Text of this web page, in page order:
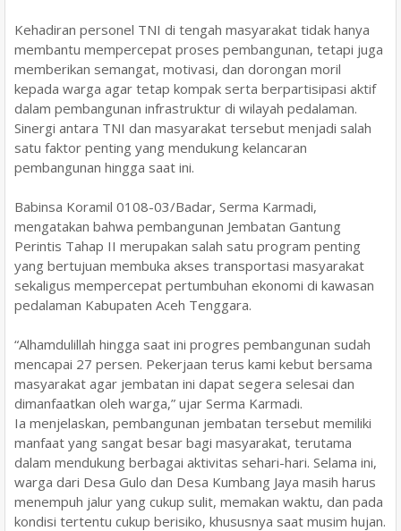
Kehadiran personel TNI di tengah masyarakat tidak hanya
membantu mempercepat proses pembangunan, tetapi juga
memberikan semangat, motivasi, dan dorongan moril
kepada warga agar tetap kompak serta berpartisipasi aktif
dalam pembangunan infrastruktur di wilayah pedalaman.
Sinergi antara TNI dan masyarakat tersebut menjadi salah
satu faktor penting yang mendukung kelancaran
pembangunan hingga saat ini.
Babinsa Koramil 0108-03/Badar, Serma Karmadi,
mengatakan bahwa pembangunan Jembatan Gantung
Perintis Tahap II merupakan salah satu program penting
yang bertujuan membuka akses transportasi masyarakat
sekaligus mempercepat pertumbuhan ekonomi di kawasan
pedalaman Kabupaten Aceh Tenggara.
“Alhamdulillah hingga saat ini progres pembangunan sudah
mencapai 27 persen. Pekerjaan terus kami kebut bersama
masyarakat agar jembatan ini dapat segera selesai dan
dimanfaatkan oleh warga,” ujar Serma Karmadi.
Ia menjelaskan, pembangunan jembatan tersebut memiliki
manfaat yang sangat besar bagi masyarakat, terutama
dalam mendukung berbagai aktivitas sehari-hari. Selama ini,
warga dari Desa Gulo dan Desa Kumbang Jaya masih harus
menempuh jalur yang cukup sulit, memakan waktu, dan pada
kondisi tertentu cukup berisiko, khususnya saat musim hujan.